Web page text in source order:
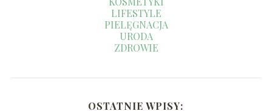
LIFESTYLE
PIELĘGNACJA
URODA
ZDROWIE
OSTATNIE WPISY: